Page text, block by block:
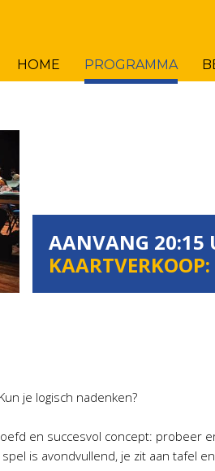
HOME PROGRAMMA
AANVANG 20:15
je logisch nadenken?
en succesvol concept: probeer
is avondvullend, je zit aan tafel